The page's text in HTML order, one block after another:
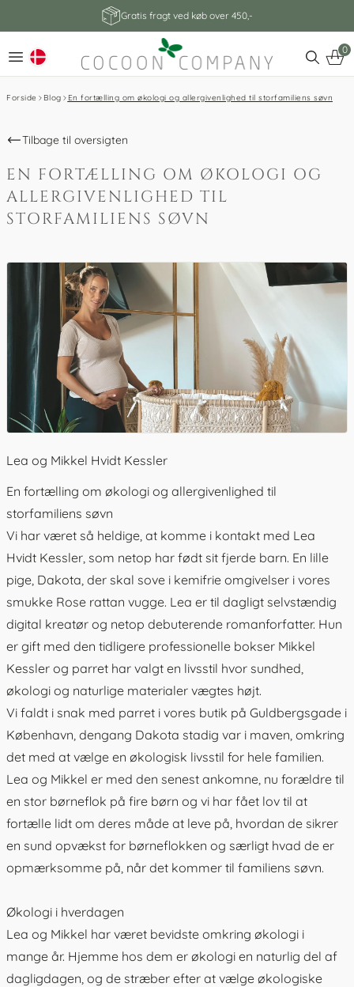
Gratis fragt ved køb over 450,-
0
Forside Blog En fortælling om økologi og allergivenlighed til storfamiliens søvn
Tilbage til oversigten
EN FORTÆLLING OM ØKOLOGI OG
ALLERGIVENLIGHED TIL
STORFAMILIENS SØVN
Lea og Mikkel Hvidt Kessler
En fortælling om økologi og allergivenlighed til
storfamiliens søvn
Vi har været så heldige, at komme i kontakt med Lea
Hvidt Kessler, som netop har født sit fjerde barn. En lille
pige, Dakota, der skal sove i kemifrie omgivelser i vores
smukke Rose rattan vugge. Lea er til dagligt selvstændig
digital kreatør og netop debuterende romanforfatter. Hun
er gift med den tidligere professionelle bokser Mikkel
Kessler og parret har valgt en livsstil hvor sundhed,
økologi og naturlige materialer vægtes højt.
Vi faldt i snak med parret i vores butik på Guldbergsgade i
København, dengang Dakota stadig var i maven, omkring
det med at vælge en økologisk livsstil for hele familien.
Lea og Mikkel er med den senest ankomne, nu forældre til
en stor børneflok på fire børn og vi har fået lov til at
fortælle lidt om deres måde at leve på, hvordan de sikrer
en sund opvækst for børneflokken og særligt hvad de er
opmærksomme på, når det kommer til familiens søvn.
Økologi i hverdagen
Lea og Mikkel har været bevidste omkring økologi i
mange år. Hjemme hos dem er økologi en naturlig del af
dagligdagen, og de stræber efter at vælge økologiske